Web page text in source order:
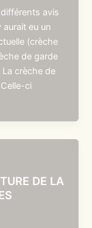
avis
eu un
(crèche
de garde
La crèche de
ci
DE LA